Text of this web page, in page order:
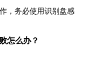
，务必使用识别盘感
怎么办？